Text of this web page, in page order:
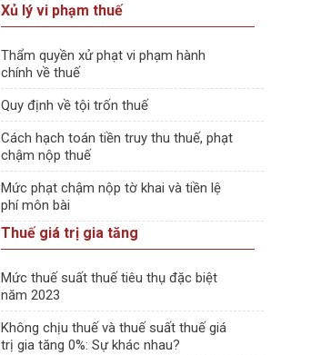
Xủ lý vi phạm thuế
Thẩm quyền xử phạt vi phạm hành
chính về thuế
Quy định về tội trốn thuế
Cách hạch toán tiền truy thu thuế, phạt
chậm nộp thuế
Mức phạt chậm nộp tờ khai và tiền lệ
phí môn bài
Thuế giá trị gia tăng
Mức thuế suất thuế tiêu thụ đặc biệt
năm 2023
Không chịu thuế và thuế suất thuế giá
trị gia tăng 0%: Sự khác nhau?